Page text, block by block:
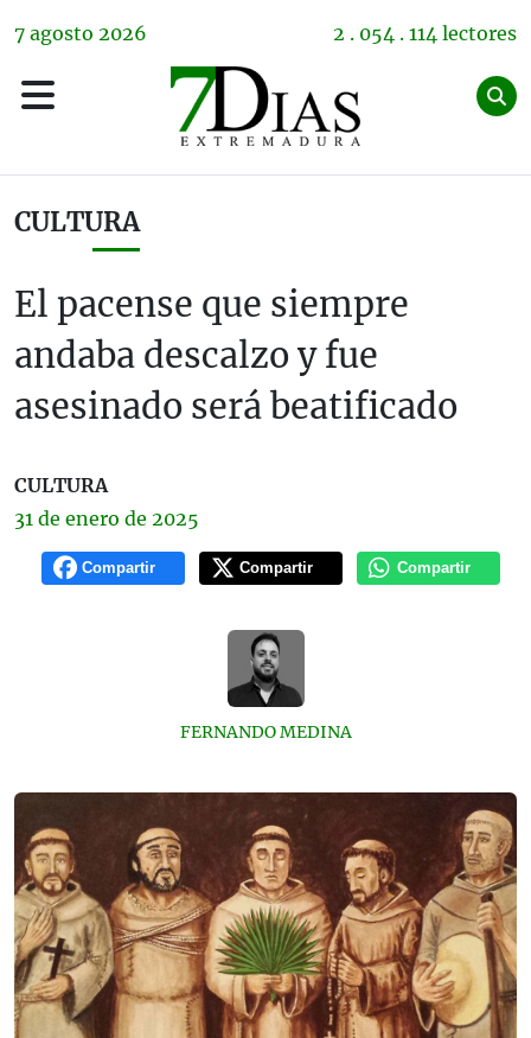
7 agosto 2026 2 . 054 . 114 lectores
CULTURA
El pacense que siempre
andaba descalzo y fue
asesinado será beatificado
CULTURA
31 de enero de 2025
Compartir Compartir Compartir
FERNANDO MEDINA